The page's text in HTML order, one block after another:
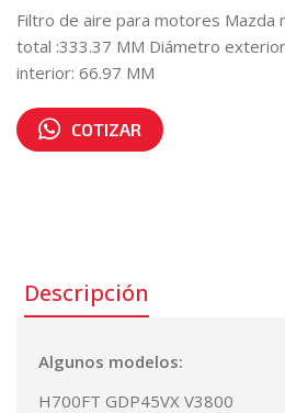
Filtro de aire para motores Mazda
total :333.37 MM Diámetro
interior: 66.97 MM
COTIZAR
Descripción
Algunos modelos:
H700FT GDP45VX V3800